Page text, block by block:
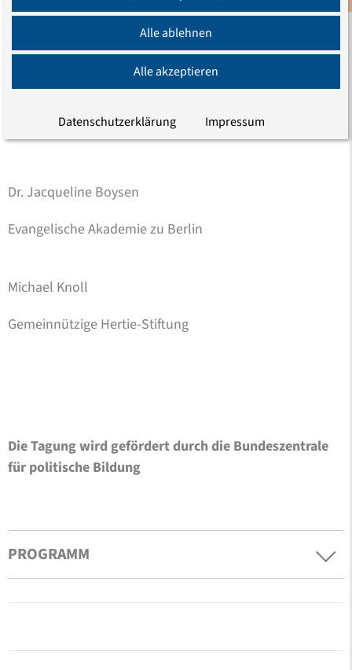
Vor allem aber interessiert uns Ihre Meinung: Welche
Impulse können und wollen Sie als Bürger der
repräsentativen Demokratie geben, welche
Mitspracherechte wünschen Sie sich? Beteiligen Sie sich
an unserer Debatte – dazu laden wir Sie herzlich nach
Schwanenwerder ein.
Dr. Jacqueline Boysen
Evangelische Akademie zu Berlin
Michael Knoll
Gemeinnützige Hertie-Stiftung
Die Tagung wird gefördert durch die Bundeszentrale
für politische Bildung
PROGRAMM
Alle ablehnen
Alle akzeptieren
Datenschutzerklärung Impressum